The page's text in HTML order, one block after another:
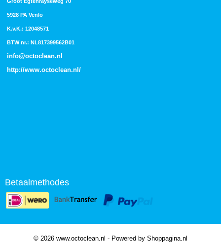
5928 PA Venlo
K.v.K.: 12048571
BTW nr.: NL817399562B01
info@octoclean.nl
http://www.octoclean.nl /
Betaalmethodes
© 2026 www.octoclean.nl - Powered by Shoppagina.nl